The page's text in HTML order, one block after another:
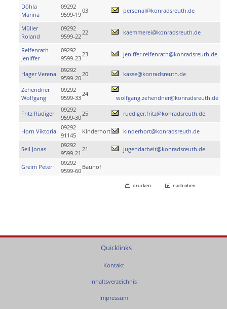
Döhla
Marina
09292
9599-19
03 personal@konradsreuth.de
Müller
Roland
09292
9599-22
22 kaemmerei@konradsreuth.de
Reifenrath
Jeniffer
09292
9599-23
23 jeniffer.reifenrath@konradsreuth.de
Hager Verena
09292
9599-20
20 kasse@konradsreuth.de
Zehendner
Wolfgang
09292
9599-33
24
wolfgang.zehendner@konradsreuth.de
Fritz Rüdiger
09292
9599-30
25 ruediger.fritz@konradsreuth.de
Horn Viktoria
09292
91145
Kinderhort kinderhort@konradsreuth.de
Sell Jonas
09292
9599-21
21 jugendarbeit@konradsreuth.de
Greim Peter
09292
9599-60
Bauhof
drucken nach oben
Quicklinks
Kontakt
Inhaltsverzeichnis
Impressum